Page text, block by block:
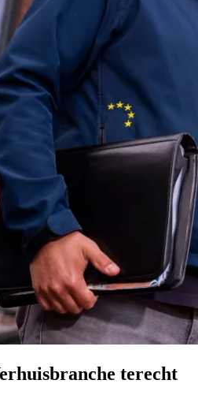
terecht